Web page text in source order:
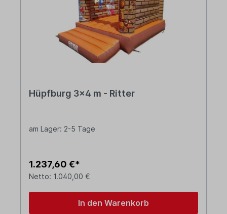
Hüpfburg 3x4 m - Ritter
am Lager: 2-5 Tage
1.237,60 €*
Netto: 1.040,00 €
In den Warenkorb